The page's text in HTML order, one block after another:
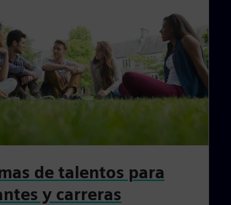
de talentos para
y carreras